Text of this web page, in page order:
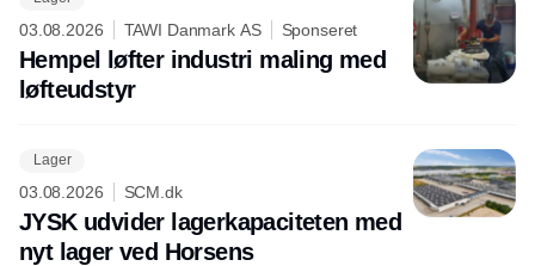
03.08.2026 TAWI Danmark AS Sponseret
Hempel løfter industri maling med
løfteudstyr
Lager
03.08.2026 SCM.dk
JYSK udvider lagerkapaciteten med
nyt lager ved Horsens